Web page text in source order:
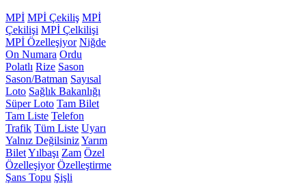
MPİ MPİ Çekiliş MPİ
Çekilişi MPİ Çelkilişi
MPİ Özelleşiyor Niğde
On Numara Ordu
Polatlı Rize Sason
Sason/Batman Sayısal
Loto Sağlık Bakanlığı
Süper Loto Tam Bilet
Tam Liste Telefon
Trafik Tüm Liste Uyarı
Yalnız DeğilsinizYarım
BiletYılbaşı Zam Özel
Özelleşiyor Özelleştirme
Şans Topu Şişli